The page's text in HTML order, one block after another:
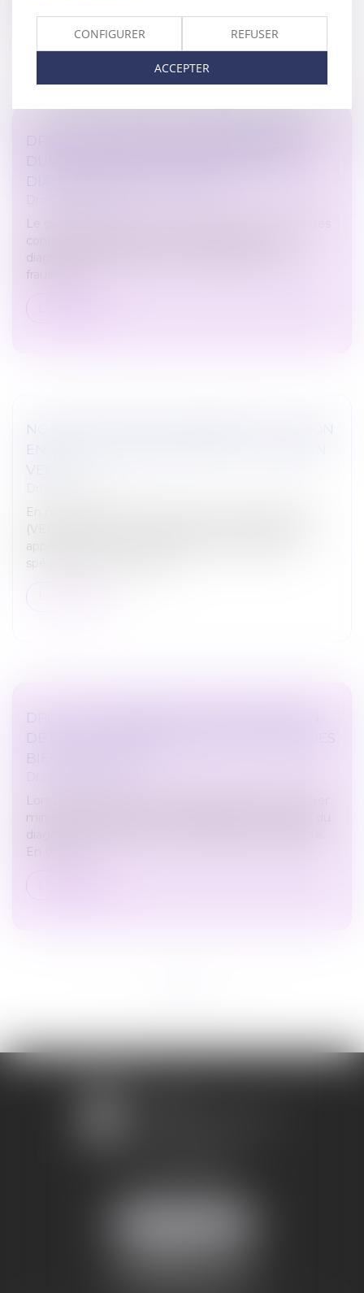
Lire la suite
DPE FRAUDULEUX : LE GOUVERNEMENT
DURCIT LES SANCTIONS CONTRE LES
DIAGNOSTIQUEURS VÉREUX
Le gouvernement met en place des mesures strictes
contre les diagnostiqueurs qui délivrent des
diagnostics de performance énergétique (DPE)
frauduleux...
NON-CONFORMITÉ APPARENTE ET ACTION
EN JUSTICE : UN DÉLAI STRICT D’UN AN EN
VEFA
En matière de vente en l’état futur d’achèvement
(VEFA), l’action en réparation d’une non-conformité
apparente du bien vendu relève des dispositions
spécifiques des articles 164...
DPE : LE CALENDRIER DE L'INTERDICTION
DE LOCATION DES PASSOIRES THERMIQUES
BIENTÔT ADAPTÉ
Lors de son discours de politique générale, le Premier
ministre, Michel Barnier, a déclaré que le calendrier du
diagnostic de performance énergétique sera adapté.
En clair, l’in...
CONFIGURER REFUSER
ACCEPTER